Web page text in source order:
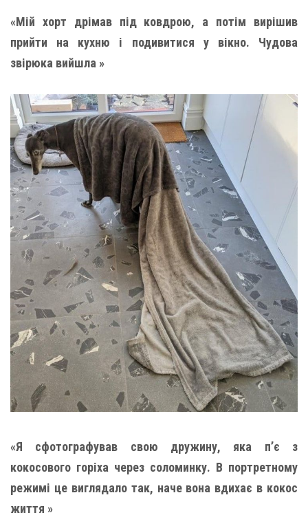
«Мій хорт дрімав під ковдрою, а потім вирішив
прийти на кухню і подивитися у вікно. Чудова
звірюка вийшла »
«Я сфотографував свою дружину, яка п’є з
кокосового горіха через соломинку. В портретному
режимі це виглядало так, наче вона вдихає в кокос
життя »